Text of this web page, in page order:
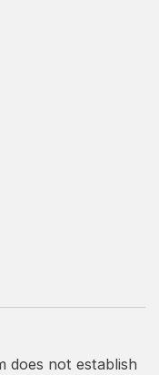
does not establish